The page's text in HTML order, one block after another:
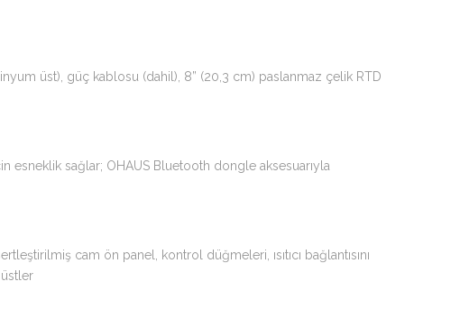
üst), güç kablosu (dahil), 8” (20,3 cm) paslanmaz çelik RTD
esneklik sağlar; OHAUS Bluetooth dongle aksesuarıyla
cam ön panel, kontrol düğmeleri, ısıtıcı bağlantısını